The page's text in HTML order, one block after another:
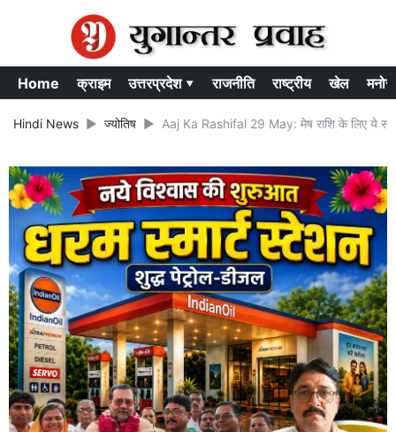
Home क्राइम उत्तरप्रदेश ▾ राजनीति राष्ट्रीय खेल
Hindi News ज्योतिष Aaj Ka Rashifal 29 May: मेष राशि के लिए ये